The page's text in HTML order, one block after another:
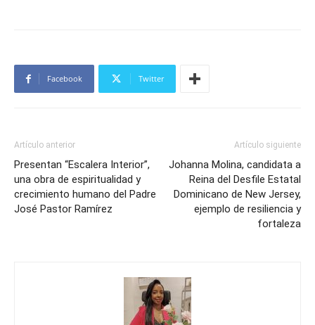
Facebook Twitter
Artículo anterior
Presentan “Escalera Interior”,
una obra de espiritualidad y
crecimiento humano del Padre
José Pastor Ramírez
Artículo siguiente
Johanna Molina, candidata a
Reina del Desfile Estatal
Dominicano de New Jersey,
ejemplo de resiliencia y
fortaleza